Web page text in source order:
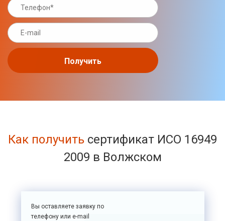
Получить
Как получить сертификат ИСО 16949
2009 в Волжском
Вы оставляете заявку по
телефону или e-mail